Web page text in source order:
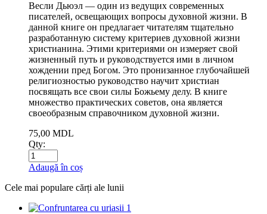
Весли Дьюэл — один из ведущих современных
писателей, освещающих вопросы духовной жизни. В
данной книге он предлагает читателям тщательно
разработанную систему критериев духовной жизни
христианина. Этими критериями он измеряет свой
жизненный путь и руководствуется ими в личном
хождении пред Богом. Это пронизанное глубочайшей
религиозностью руководство научит христиан
посвящать все свои силы Божьему делу. В книге
множество практических советов, она является
своеобразным справочником духовной жизни.
75,00 MDL
Qty:
Adaugă în coș
Cele mai populare cărți ale lunii
1